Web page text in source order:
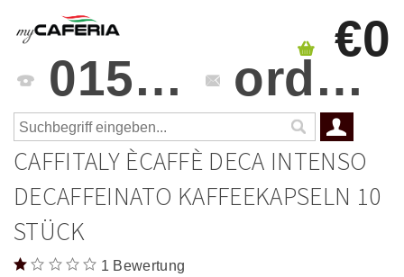
0151 4241 3459 orders@mycaferia.de
€0
CAFFITALY ÈCAFFÈ DECA INTENSO
DECAFFEINATO KAFFEEKAPSELN 10
STÜCK
1 Bewertung